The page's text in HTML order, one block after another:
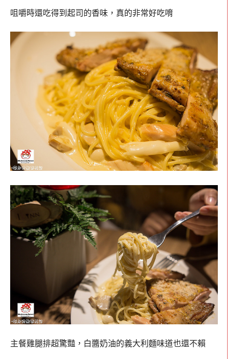
咀嚼時還吃得到起司的香味，真的非常好吃唷
主餐雞腿排超驚豔，白醬奶油的義大利麵味道也還不賴